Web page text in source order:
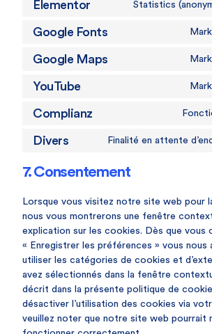
Elementor Statistics
Google Fonts
Google Maps
YouTube
Complianz
Divers Finalité en attente
7. Consentement
Lorsque vous visitez notre site web pour
nous vous montrerons une fenêtre
explication sur les cookies. Dès que vous
« Enregistrer les préférences » vous nous
utiliser les catégories de cookies et
avez sélectionnés dans la fenêtre
décrit dans la présente politique de
désactiver l’utilisation des cookies via
veuillez noter que notre site web pourrait